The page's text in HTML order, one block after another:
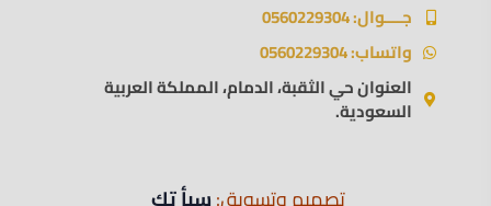
جــــوال: 0560229304
واتساب: 0560229304
العنوان حي الثقبة، الدمام، المملكة العربية
السعودية.